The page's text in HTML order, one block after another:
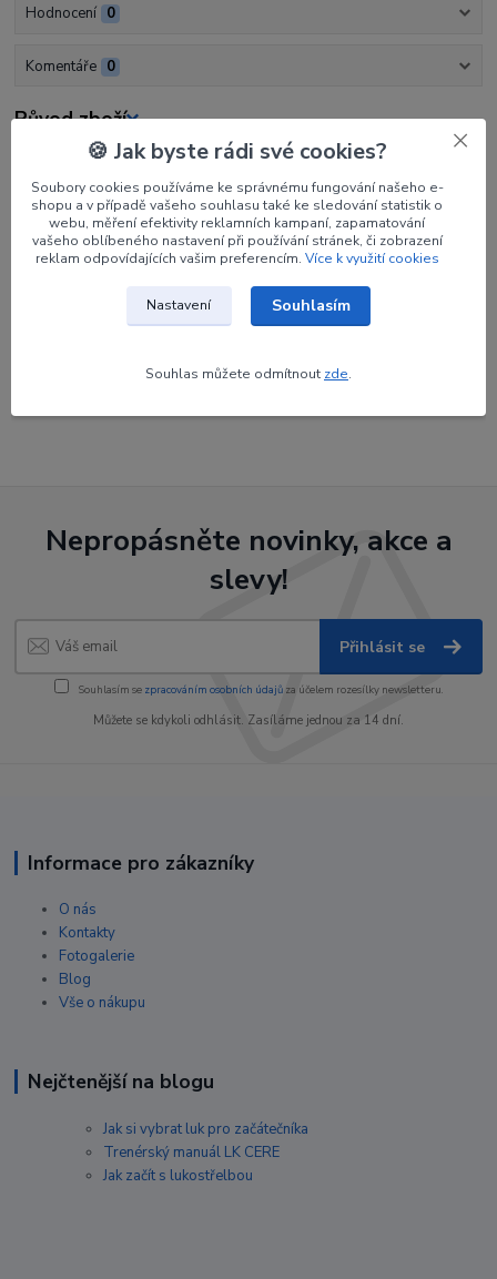
Hodnocení 0
Komentáře 0
Původ zboží
Parametry
Výrobce BEITER
Nepropásněte novinky, akce a
slevy!
Přihlásit se
Souhlasím se zpracováním osobních údajůza účelem rozesílky newsletteru.
Můžete se kdykoli odhlásit. Zasíláme jednou za 14 dní.
Informace pro zákazníky
O nás
Kontakty
Fotogalerie
Blog
Vše o nákupu
Nejčtenější na blogu
Jak si vybrat luk pro začátečníka
Trenérský manuál LK CERE
Jak začít s lukostřelbou
🍪 Jak byste rádi své cookies?
Soubory cookies používáme ke správnému fungování našeho e-
shopu a v případě vašeho souhlasu také ke sledování statistik o
webu, měření efektivity reklamních kampaní, zapamatování
vašeho oblíbeného nastavení při používání stránek, či zobrazení
reklam odpovídajících vašim preferencím. Více k využití cookies
Nastavení Souhlasím
Souhlas můžete odmítnout zde.